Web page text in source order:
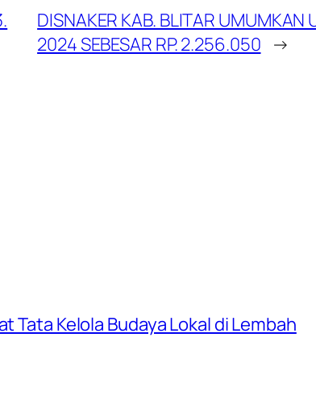
DISNAKER KAB. BLITAR UMUMKAN
2024 SEBESAR RP. 2.256.050 →
Tata Kelola Budaya Lokal di Lembah